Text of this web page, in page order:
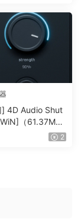
] 4D Audio Shut
（61.37M
2